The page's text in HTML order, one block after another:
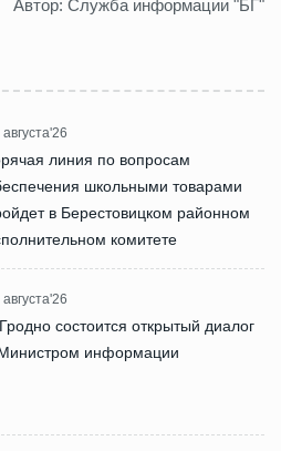
Автор: Служба информации "БГ"
линия по вопросам
школьными товарами
в Берестовицком районном
комитете
состоится открытый диалог
информации